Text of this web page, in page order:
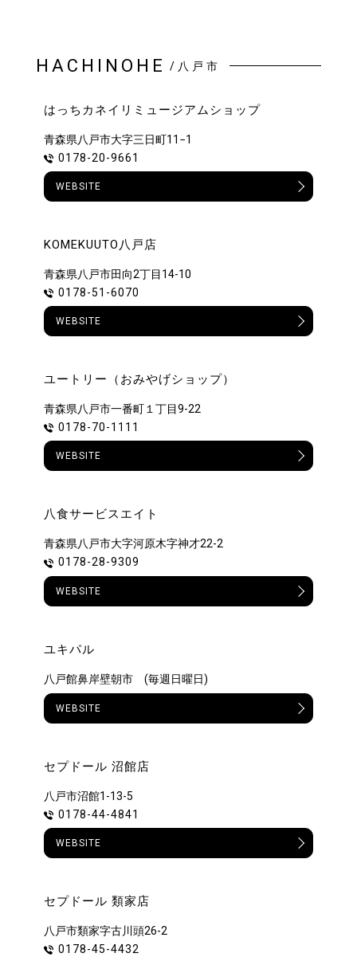
HACHINOHE /八戸市
はっちカネイリミュージアムショップ
青森県八戸市大字三日町11−1
0178-20-9661
WEBSITE
KOMEKUUTO八戸店
青森県八戸市田向2丁目14-10
0178-51-6070
WEBSITE
ユートリー（おみやげショップ）
青森県八戸市一番町１丁目9-22
0178-70-1111
WEBSITE
八食サービスエイト
青森県八戸市大字河原木字神才22-2
0178-28-9309
WEBSITE
ユキパル
八戸館鼻岸壁朝市 (毎週日曜日)
WEBSITE
セプドール 沼館店
八戸市沼館1-13-5
0178-44-4841
WEBSITE
セプドール 類家店
八戸市類家字古川頭26-2
0178-45-4432